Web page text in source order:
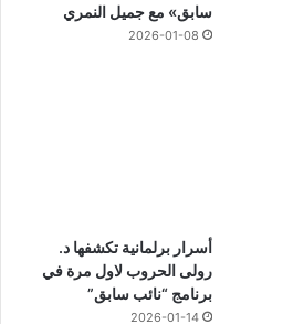
سابق» مع جميل النمري
2026-01-08
أسرار برلمانية تكشفها د.
رولى الحروب لاول مرة في
برنامج “نائب سابق”
2026-01-14